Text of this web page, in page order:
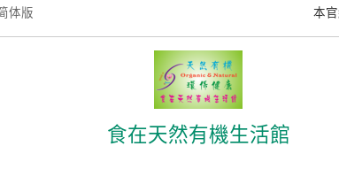
体版 本官網
食在天然有機生活館